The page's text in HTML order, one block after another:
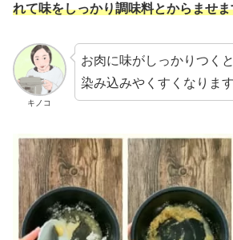
れて味をしっかり調味料とからませま
キノコ
お肉に味がしっかりつく
染み込みやくすくなります